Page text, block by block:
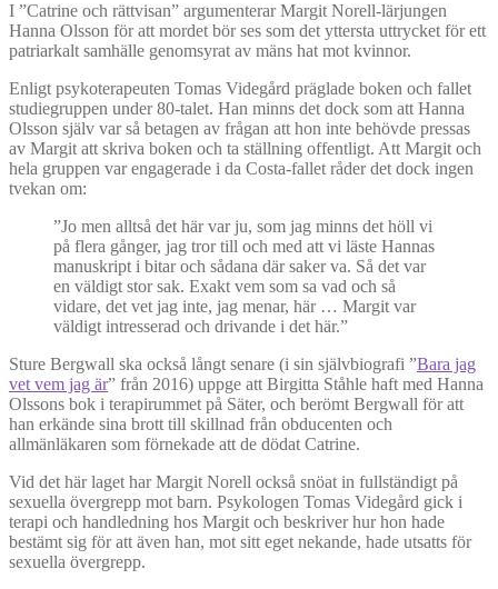
I ”Catrine och rättvisan” argumenterar Margit Norell-lärjungen
Hanna Olsson för att mordet bör ses som det yttersta uttrycket för ett
patriarkalt samhälle genomsyrat av mäns hat mot kvinnor.
Enligt psykoterapeuten Tomas Videgård präglade boken och fallet
studiegruppen under 80-talet. Han minns det dock som att Hanna
Olsson själv var så betagen av frågan att hon inte behövde pressas
av Margit att skriva boken och ta ställning offentligt. Att Margit och
hela gruppen var engagerade i da Costa-fallet råder det dock ingen
tvekan om:
”Jo men alltså det här var ju, som jag minns det höll vi
på flera gånger, jag tror till och med att vi läste Hannas
manuskript i bitar och sådana där saker va. Så det var
en väldigt stor sak. Exakt vem som sa vad och så
vidare, det vet jag inte, jag menar, här … Margit var
väldigt intresserad och drivande i det här.”
Sture Bergwall ska också långt senare (i sin självbiografi ”Bara jag
vet vem jag är” från 2016) uppge att Birgitta Ståhle haft med Hanna
Olssons bok i terapirummet på Säter, och berömt Bergwall för att
han erkände sina brott till skillnad från obducenten och
allmänläkaren som förnekade att de dödat Catrine.
Vid det här laget har Margit Norell också snöat in fullständigt på
sexuella övergrepp mot barn. Psykologen Tomas Videgård gick i
terapi och handledning hos Margit och beskriver hur hon hade
bestämt sig för att även han, mot sitt eget nekande, hade utsatts för
sexuella övergrepp.